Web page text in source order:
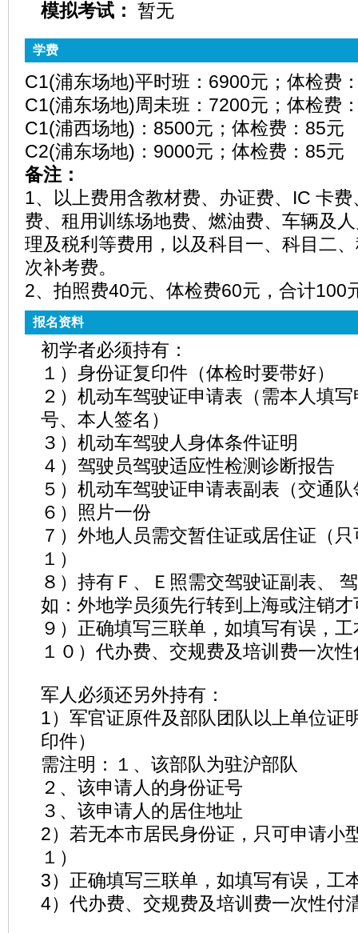
模拟考试： 暂无
学费
C1(浦东场地)平时班：6900元；体检费
C1(浦东场地)周未班：7200元；体检费
C1(浦西场地)：8500元；体检费：85元
C2(浦东场地)：9000元；体检费：85元
备注：
1、以上费用含教材费、办证费、IC 卡
费、租用训练场地费、燃油费、车辆及
理及税利等费用，以及科目一、科目二
次补考费。
2、拍照费40元、体检费60元，合计100
报名资料
初学者必须持有：
１）身份证复印件（体检时要带好）
２）机动车驾驶证申请表（需本人填
号、本人签名）
３）机动车驾驶人身体条件证明
４）驾驶员驾驶适应性检测诊断报告
５）机动车驾驶证申请表副表（交通
６）照片一份
７）外地人员需交暂住证或居住证（
１）
８）持有Ｆ、Ｅ照需交驾驶证副表、
如：外地学员须先行转到上海或注销才
９）正确填写三联单，如填写有误，
１０）代办费、交规费及培训费一次
军人必须还另外持有：
1）军官证原件及部队团队以上单位证
印件）
需注明：１、该部队为驻沪部队
２、该申请人的身份证号
３、该申请人的居住地址
2）若无本市居民身份证，只可申请小
１）
3）正确填写三联单，如填写有误，工
4）代办费、交规费及培训费一次性付